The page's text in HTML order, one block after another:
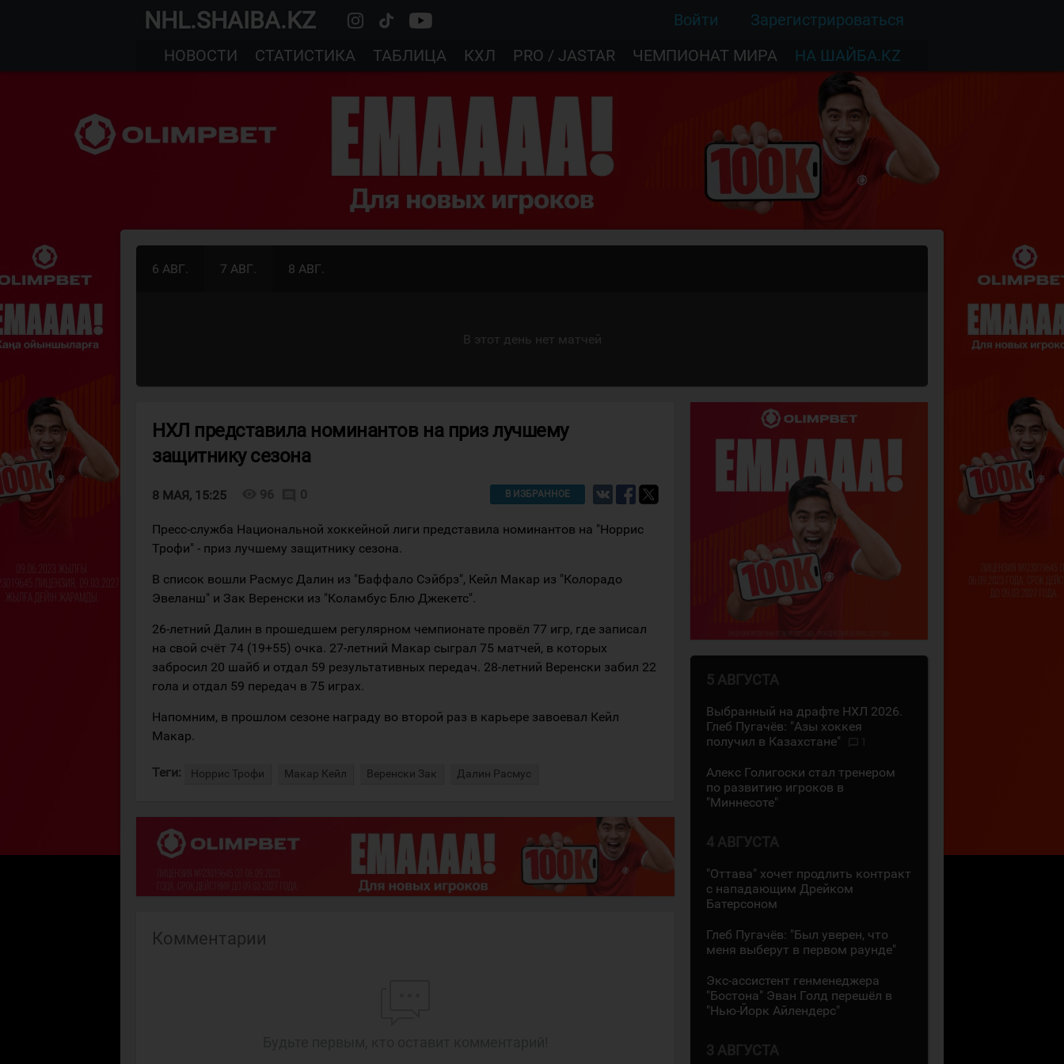
NHL.SHAIBA.KZ Войти
Зарегистрироваться
НОВОСТИ
СТАТИСТИКА ТАБЛИЦА КХЛ PRO / JASTAR ЧЕМПИОНАТ МИРА НА ШАЙБА.KZ
6 АВГ. 7 АВГ. 8 АВГ.
В этот день нет матчей
НХЛ представила номинантов на приз лучшему
защитнику сезона
8 МАЯ, 15:25 96 0 В ИЗБРАННОЕ
Пресс-служба Национальной хоккейной лиги представила номинантов на "Норрис
Трофи" - приз лучшему защитнику сезона.
В список вошли Расмус Далин из "Баффало Сэйбрз", Кейл Макар из "Колорадо
Эвеланш" и Зак Веренски из "Коламбус Блю Джекетс".
26-летний Далин в прошедшем регулярном чемпионате провёл 77 игр, где записал
на свой счёт 74 (19+55) очка. 27-летний Макар сыграл 75 матчей, в которых
забросил 20 шайб и отдал 59 результативных передач. 28-летний Веренски забил 22
гола и отдал 59 передач в 75 играх.
Напомним, в прошлом сезоне награду во второй раз в карьере завоевал Кейл
Макар.
Теги: Норрис Трофи Макар Кейл Веренски Зак Далин Расмус
Комментарии
5 АВГУСТА
Выбранный на драфте НХЛ 2026.
Глеб Пугачёв: "Азы хоккея
получил в Казахстане"
Алекс Голигоски стал тренером
по развитию игроков в
"Миннесоте"
4 АВГУСТА
"Оттава" хочет продлить контракт
с нападающим Дрейком
Батерсоном
Глеб Пугачёв: "Был уверен, что
меня выберут в первом раунде"
Экс-ассистент генменеджера
"Бостона" Эван Голд перешёл в
"Нью-Йорк Айлендерс"
3 АВГУСТА